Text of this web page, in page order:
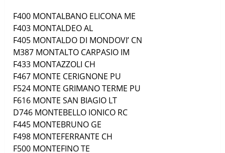
F400 MONTALBANO ELICONA ME
F403 MONTALDEOAL
F405 MONTALDO DI MONDOVI’ CN
M387 MONTALTO CARPASIO IM
F433 MONTAZZOLI CH
F467 MONTE CERIGNONE PU
F524 MONTE GRIMANO TERME PU
F616 MONTE SAN BIAGIO LT
D746 MONTEBELLO IONICO RC
F445 MONTEBRUNO GE
F498 MONTEFERRANTE CH
F500 MONTEFINOTE